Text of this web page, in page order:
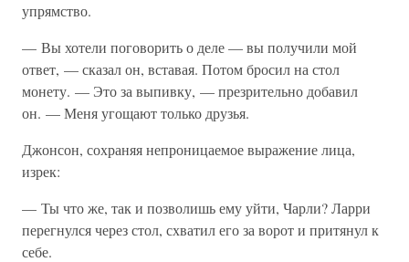
упрямство.
— Вы хотели поговорить о деле — вы получили мой
ответ, — сказал он, вставая. Потом бросил на стол
монету. — Это за выпивку, — презрительно добавил
он. — Меня угощают только друзья.
Джонсон, сохраняя непроницаемое выражение лица,
изрек:
— Ты что же, так и позволишь ему уйти, Чарли? Ларри
перегнулся через стол, схватил его за ворот и притянул к
себе.